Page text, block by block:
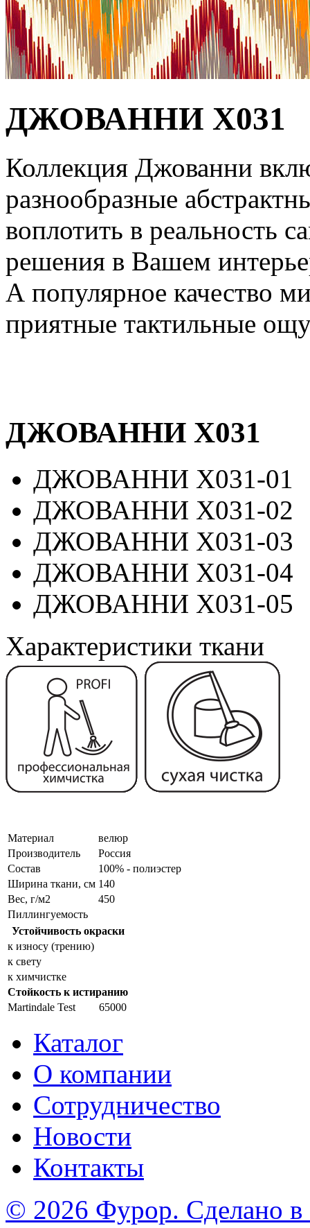
ДЖОВАННИ Х031
Коллекция Джованни
разнообразные
воплотить в реальность
решения в Вашем
А популярное качество
приятные тактильные
ДЖОВАННИ Х031
ДЖОВАННИ Х031-01
ДЖОВАННИ Х031-02
ДЖОВАННИ Х031-03
ДЖОВАННИ Х031-04
ДЖОВАННИ Х031-05
Характеристики ткани
Материал
велюр
Производитель
Россия
Состав
100% - полиэстер
Ширина ткани, см 140
Вес, г/м2
450
Пиллингуемость
Устойчивость окраски
к износу (трению)
к свету
к химчистке
Стойкость к истиранию
Martindale Test
65000
Каталог
О компании
Сотрудничество
Новости
Контакты
© 2026 Фурор. Сделано в